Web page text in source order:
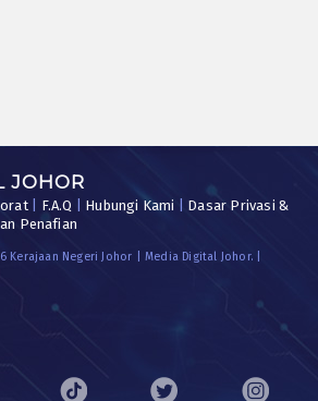
JOHOR
| F.A.Q Hubungi Kami
Dasar Privasi &
Penafian
Kerajaan Negeri Johor | Media Digital Johor. |